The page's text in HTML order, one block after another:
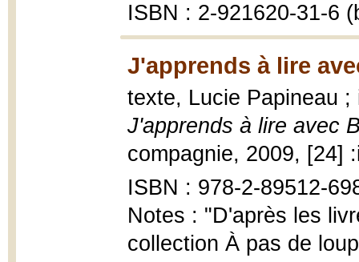
ISBN : 2-921620-31-6
J'apprends à lire
texte, Lucie Papineau
J'apprends à lire avec
compagnie, 2009, [24]
ISBN : 978-2-89512-
Notes : "D'après les
collection À pas de